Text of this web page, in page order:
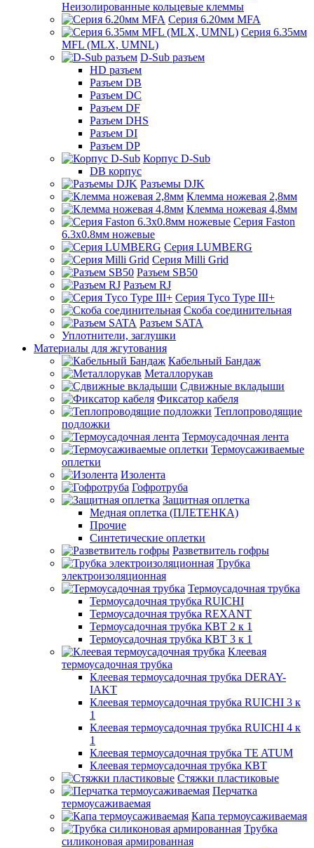
Неизолированные кольцевые клеммы
Серия 6.20мм MFA
Серия 6.35мм
MFL (MLX, UMNL)
D-Sub разъем
HD разъем
Разъем DB
Разъем DC
Разъем DF
Разъем DHS
Разъем DI
Разъем DP
Корпус D-Sub
DB корпус
Разъемы DJK
Клемма ножевая 2,8мм
Клемма ножевая 4,8мм
Серия Faston
6.3х0.8мм ножевые
Серия LUMBERG
Серия Milli Grid
Разъем SB50
Разъем RJ
Серия Tyco Type III+
Скоба соединительная
Разъем SATA
Уплотнители, заглушки
Материалы для жгутования
Кабельный Бандаж
Металлорукав
Сдвижные вкладыши
Фиксатор кабеля
Теплопроводящие
подложки
Термоусадочная лента
Термоусаживаемые
оплетки
Изолента
Гофротруба
Защитная оплетка
Медная оплетка (ПЛЕТЕНКА)
Прочие
Синтетические оплетки
Разветвитель гофры
Трубка
электроизоляционная
Термоусадочная трубка
Термоусадочная трубка RUICHI
Термоусадочная трубка REXANT
Термоусадочная трубка КВТ 2 к 1
Термоусадочная трубка КВТ 3 к 1
Клеевая
термоусадочная трубка
Клеевая термоусадочная трубка DERAY-
IAKT
Клеевая термоусадочная трубка RUICHI 3 к
1
Клеевая термоусадочная трубка RUICHI 4 к
1
Клеевая термоусадочная трубка TE ATUM
Клеевая термоусадочная трубка КВТ
Стяжки пластиковые
Перчатка
термоусаживаемая
Капа термоусаживаемая
Трубка
силиконовая армированная